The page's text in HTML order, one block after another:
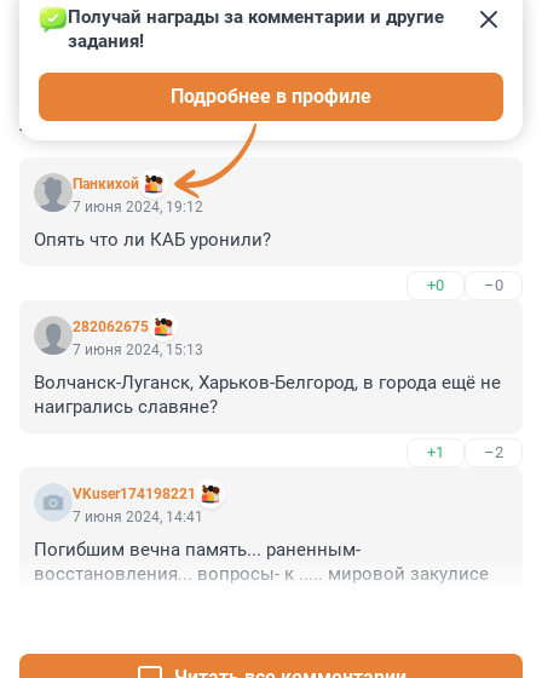
КОММЕНТАРИИ 9
Панкихой
Получай награды за комментарии и другие
задания!
Подробнее в профиле
7 июня 2024, 19:12
Опять что ли КАБ уронили?
+0 –0
282062675
7 июня 2024, 15:13
Волчанск-Луганск, Харьков-Белгород, в города ещё не
наигрались славяне?
+1 –2
VKuser174198221
7 июня 2024, 14:41
Погибшим вечна память... раненным-
восстановления... вопросы- к ..... мировой закулисе